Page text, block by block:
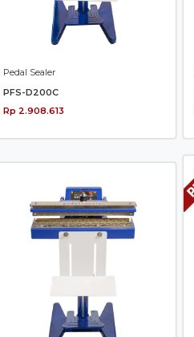
Pedal Sealer
PFS-D200C
Rp 2.908.613